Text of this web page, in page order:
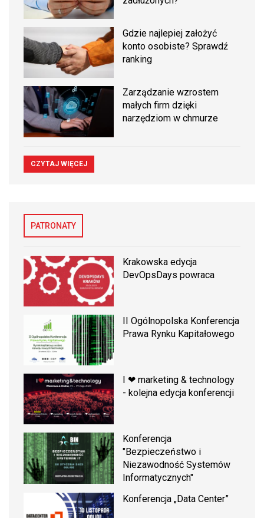
Gdzie najlepiej założyć
konto osobiste? Sprawdź
ranking
Zarządzanie wzrostem
małych firm dzięki
narzędziom w chmurze
CZYTAJ WIĘCEJ
PATRONATY
Krakowska edycja
DevOpsDays powraca
II Ogólnopolska Konferencja
Prawa Rynku Kapitałowego
I ❤ marketing & technology
- kolejna edycja konferencji
Konferencja
"Bezpieczeństwo i
Niezawodność Systemów
Informatycznych"
Konferencja „Data Center”